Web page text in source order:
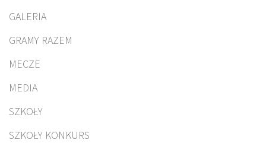
GALERIA
GRAMY RAZEM
MECZE
MEDIA
SZKOŁY
SZKOŁY KONKURS